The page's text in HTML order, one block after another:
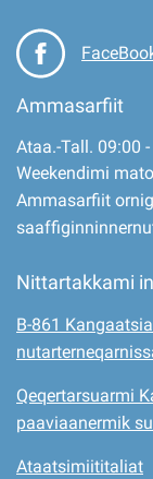
Ammasarfiit
Ataa.-Tall. 09:00
Weekendimi
Ammasarfiit
Nittartakkami
B-861
Qeqertarsuarmi
paaviaanermik
Ataatsimiititaliat